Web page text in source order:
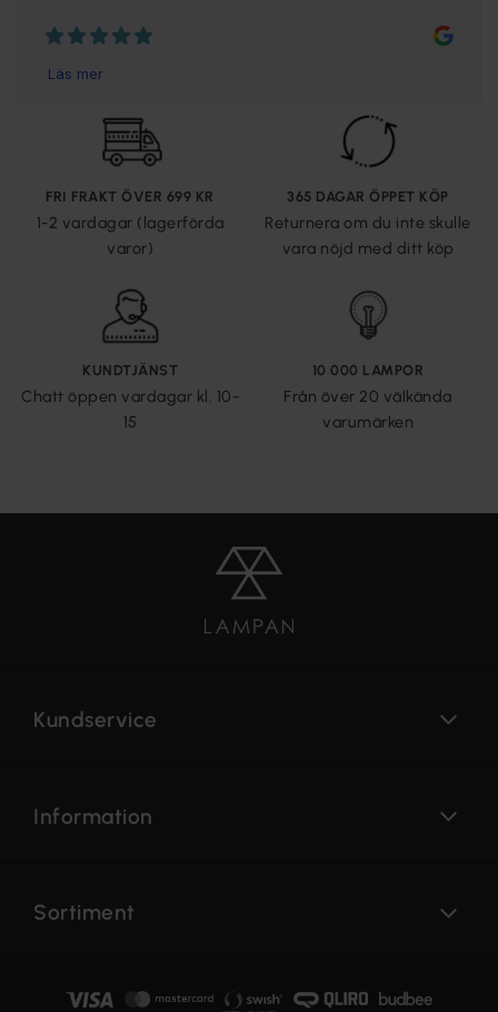
FRI FRAKT ÖVER 699 KR
1-2 vardagar (lagerförda
varor)
365 DAGAR ÖPPET KÖP
Returnera om du inte skulle
vara nöjd med ditt köp
KUNDTJÄNST
Chatt öppen vardagar kl. 10-
15
10 000 LAMPOR
Från över 20 välkända
varumärken
Kundservice
Information
Sortiment